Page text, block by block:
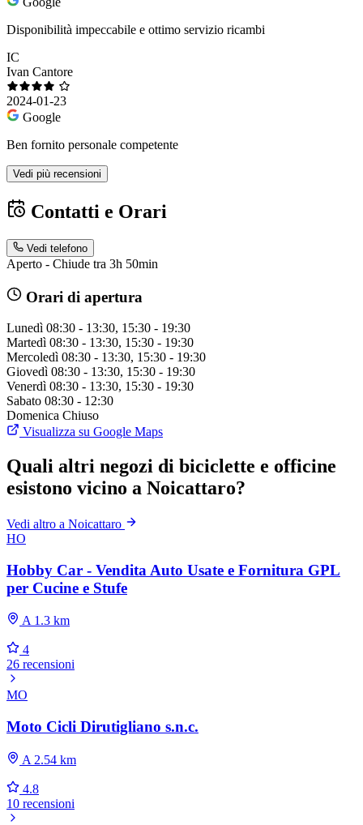
Disponibilità impeccabile e ottimo servizio ricambi
IC
Ivan Cantore
2024-01-23
Google
Ben fornito personale competente
Vedi più recensioni
Contatti e Orari
Vedi telefono
Aperto - Chiude tra 3h 50min
Orari di apertura
Lunedì 08:30 - 13:30, 15:30 - 19:30
Martedì 08:30 - 13:30, 15:30 - 19:30
Mercoledì 08:30 - 13:30, 15:30 - 19:30
Giovedì 08:30 - 13:30, 15:30 - 19:30
Venerdì 08:30 - 13:30, 15:30 - 19:30
Sabato 08:30 - 12:30
Domenica Chiuso
Visualizza su Google Maps
Quali altri negozi di biciclette e officine
esistono vicino a Noicattaro?
Vedi altro a Noicattaro
HO
Hobby Car - Vendita Auto Usate e Fornitura GPL
per Cucine e Stufe
A 1.3 km
4
26 recensioni
MO
Moto Cicli Dirutigliano s.n.c.
A 2.54 km
4.8
10 recensioni